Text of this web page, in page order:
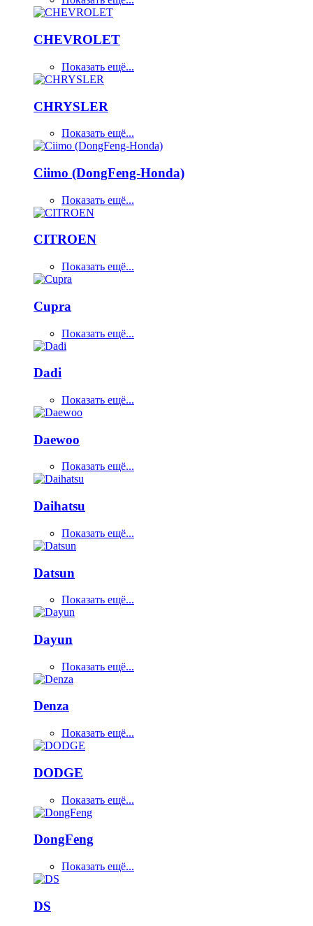
CHEVROLET
Показать ещё...
CHRYSLER
Показать ещё...
Ciimo (DongFeng-Honda)
Показать ещё...
CITROEN
Показать ещё...
Cupra
Показать ещё...
Dadi
Показать ещё...
Daewoo
Показать ещё...
Daihatsu
Показать ещё...
Datsun
Показать ещё...
Dayun
Показать ещё...
Denza
Показать ещё...
DODGE
Показать ещё...
DongFeng
Показать ещё...
DS